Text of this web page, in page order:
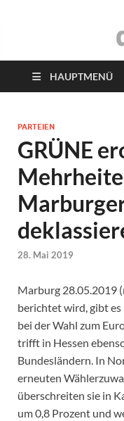
das
HAUPTMENÜ
PARTEIEN
GRÜNE
28. Mai 2019
Marburg 28.05.2019
berichtet wird, gibt
bei der Wahl zum
trifft in Hessen
Bundesländern. In
erneuten
überschreiten sie in
um 0,8 Prozent und